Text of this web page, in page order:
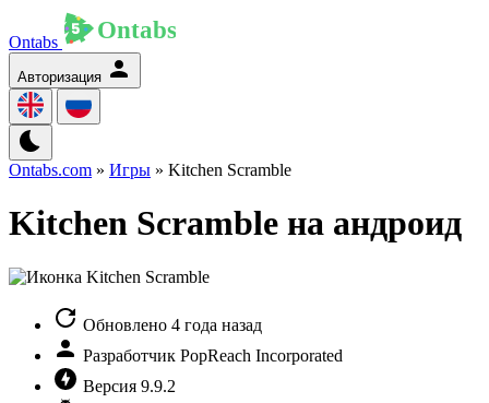
Ontabs
Авторизация
Ontabs.com » Игры » Kitchen Scramble
Kitchen Scramble на андроид
Обновлено 4 года назад
Разработчик PopReach Incorporated
Версия 9.9.2